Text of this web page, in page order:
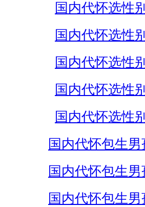
国内代怀选性
国内代怀选性
国内代怀选性
国内代怀选性
国内代怀选性
国内代怀包生
国内代怀包生男
国内代怀包生